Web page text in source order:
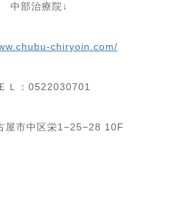
中部治療院 ↓
chiryoin.com/
Ｌ： 0522030701
屋市中区栄1−25−28 10F